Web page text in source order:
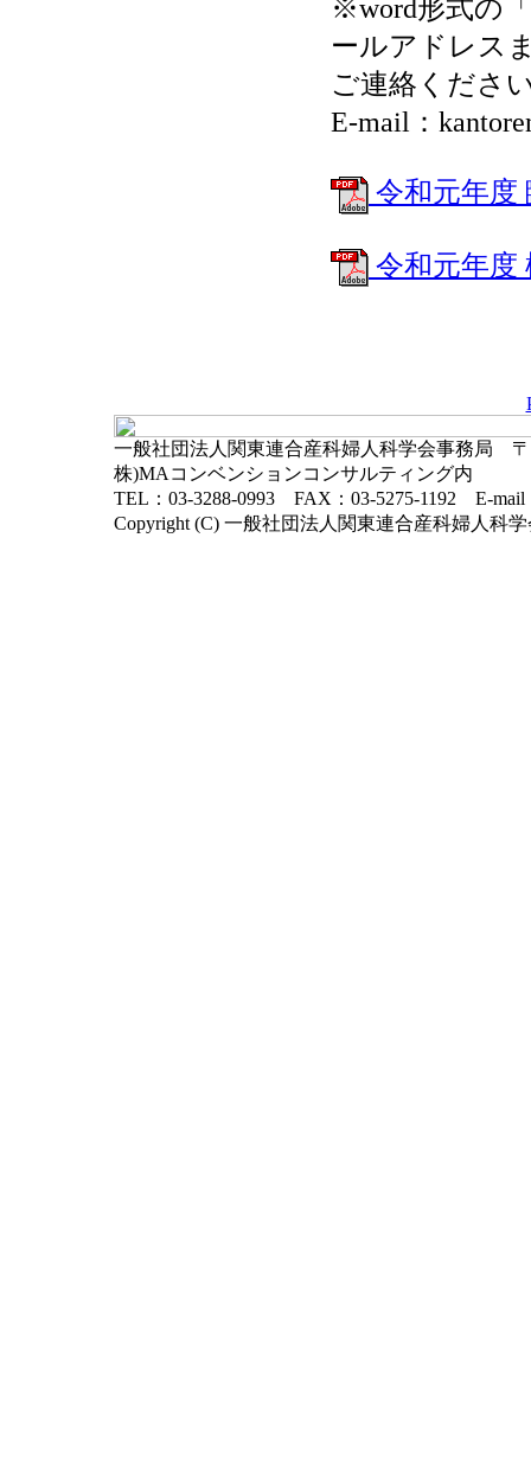
※word形式の
ールアドレス
ご連絡くださ
E-mail：
令和元年度
令和元年度
一般社団法人関東連合産科婦人科学会事務局 〒
株)MAコンベンションコンサルティング内
TEL：03-3288-0993 FAX：03-5275-1192 E-mail
Copyright (C) 一般社団法人関東連合産科婦人科